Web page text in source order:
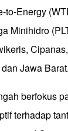
to-Energy
Minihidro
Jawa Barat.
berfokus
terhadap